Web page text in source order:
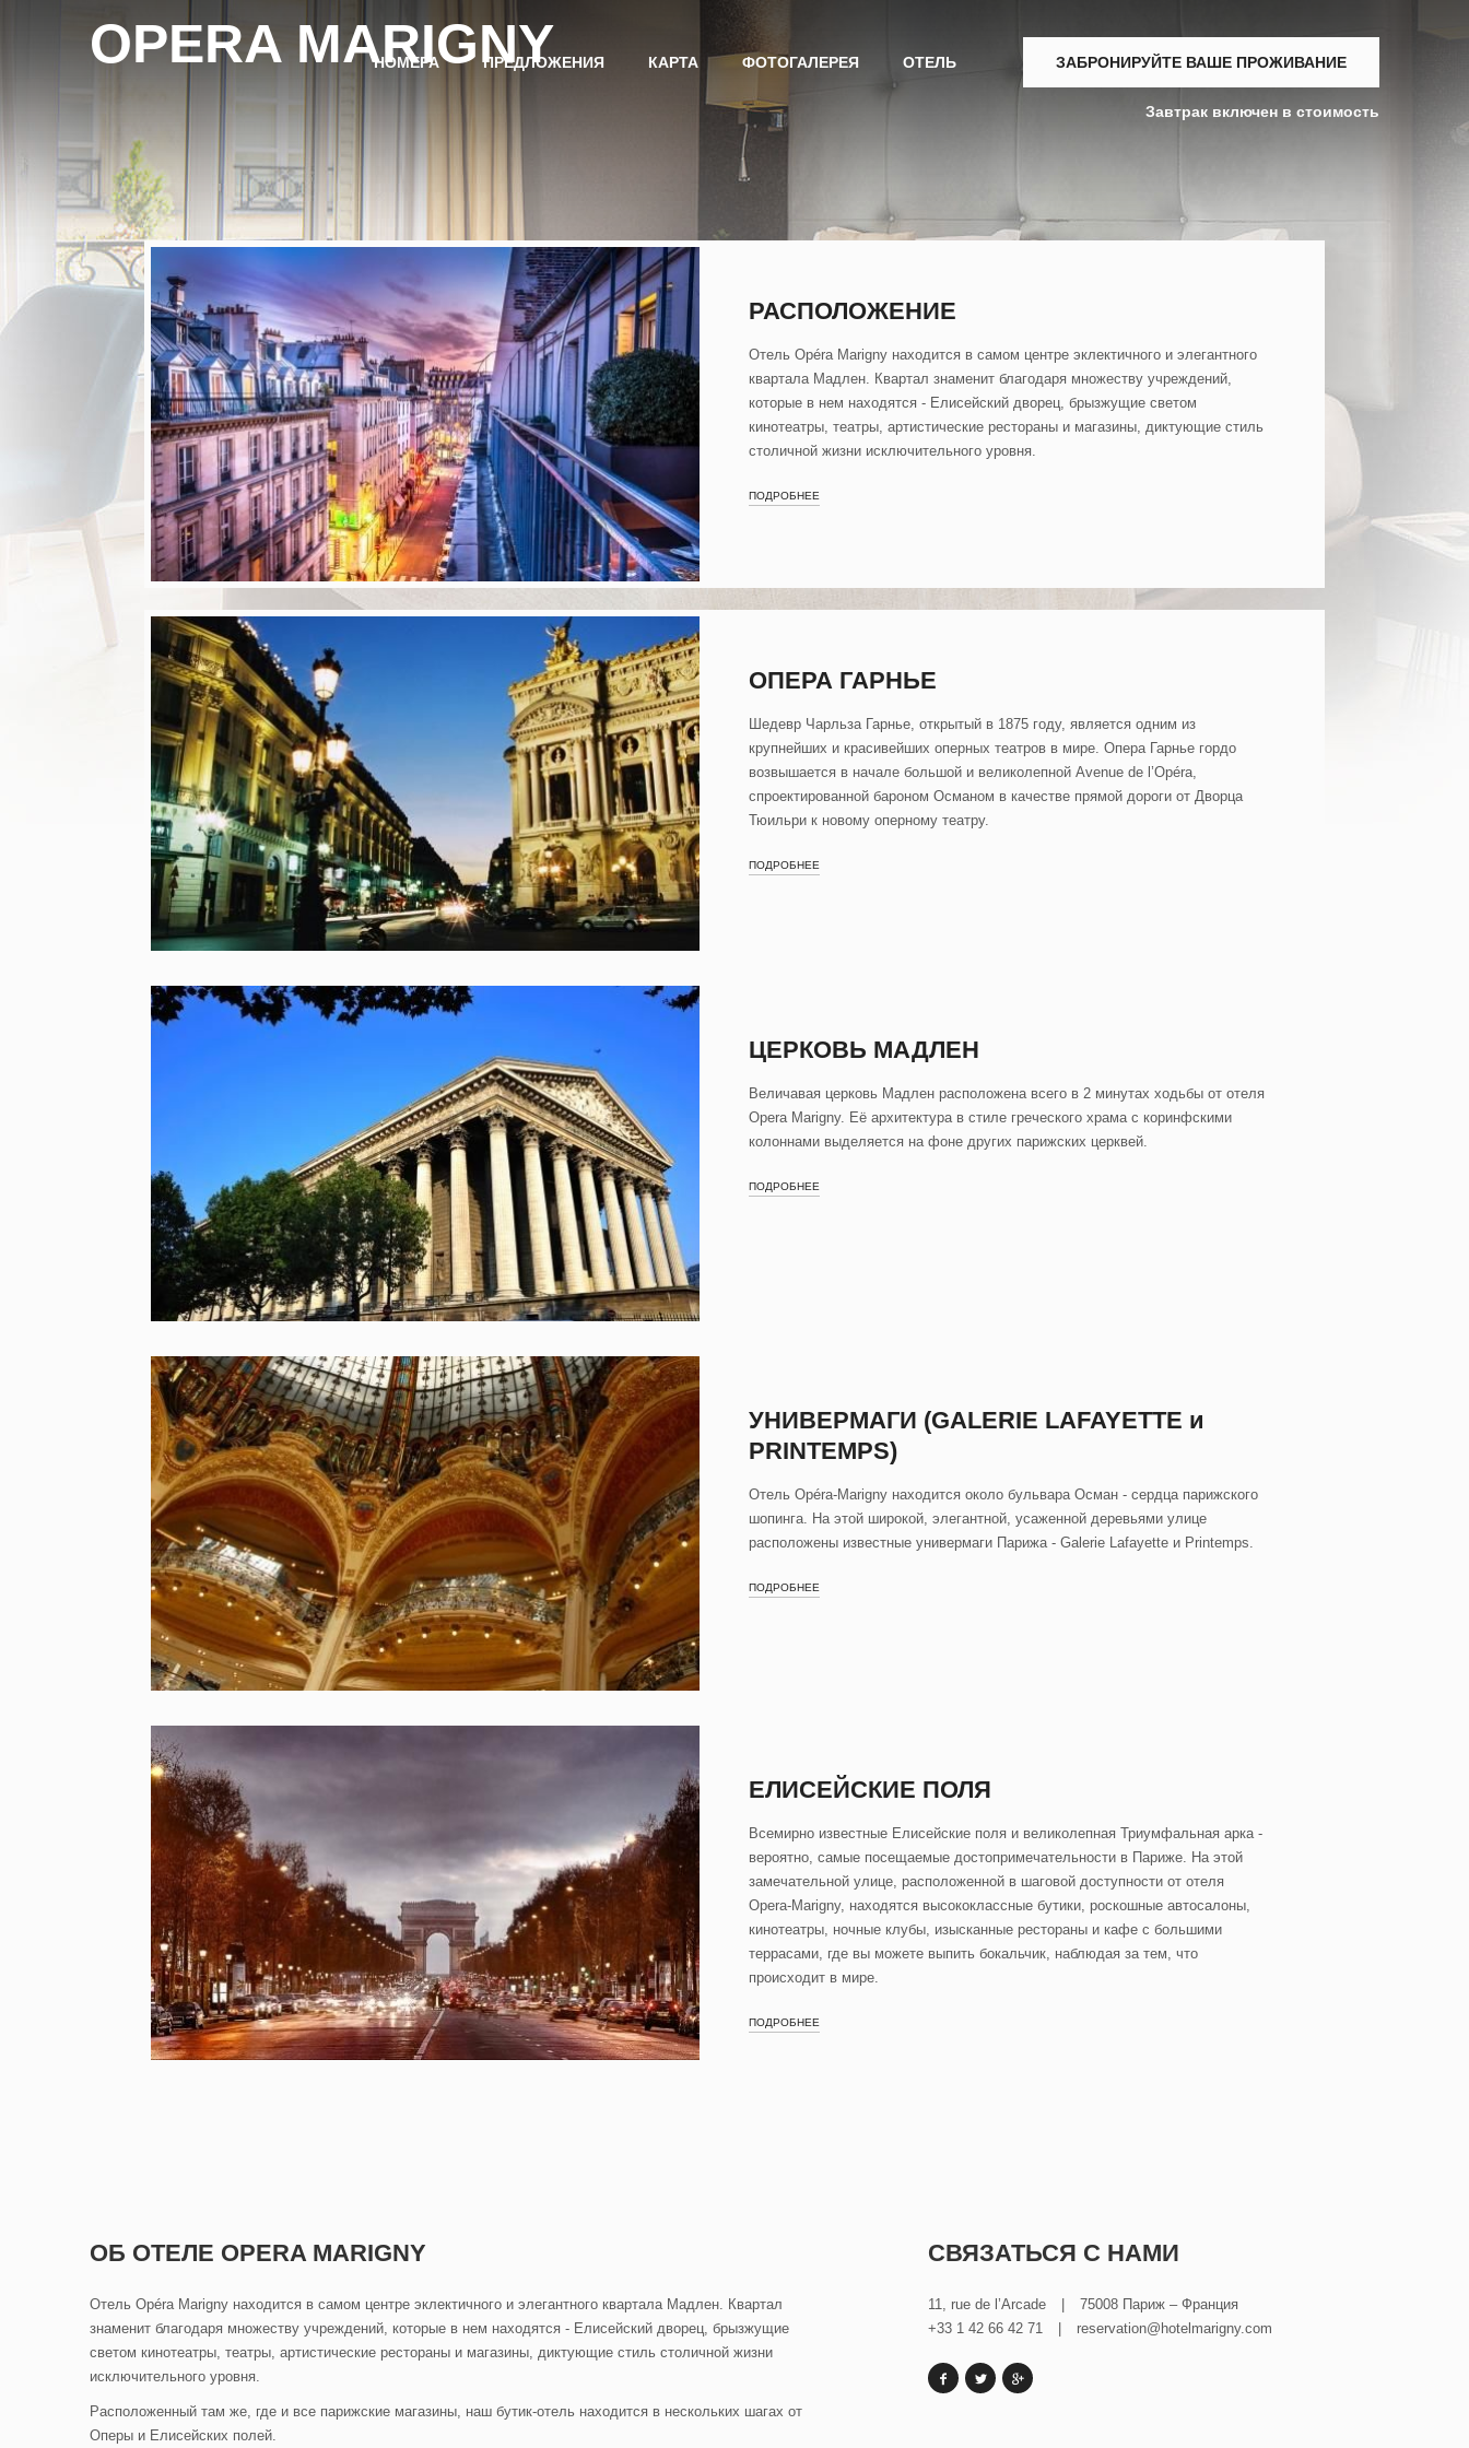
OPERA MARIGNY ЗАБРОНИРУЙТЕ ВАШЕ ПРОЖИВАНИЕ
Завтрак включен в стоимость
НОМЕРА ПРЕДЛОЖЕНИЯ КАРТА ФОТОГАЛЕРЕЯ ОТЕЛЬ
РАСПОЛОЖЕНИЕ
Отель Opéra Marigny находится в самом центре эклектичного и элегантного
квартала Мадлен. Квартал знаменит благодаря множеству учреждений,
которые в нем находятся - Елисейский дворец, брызжущие светом
кинотеатры, театры, артистические рестораны и магазины, диктующие стиль
столичной жизни исключительного уровня.
ПОДРОБНЕЕ
ОПЕРА ГАРНЬЕ
Шедевр Чарльза Гарнье, открытый в 1875 году, является одним из
крупнейших и красивейших оперных театров в мире. Опера Гарнье гордо
возвышается в начале большой и великолепной Avenue de l’Opéra,
спроектированной бароном Османом в качестве прямой дороги от Дворца
Тюильри к новому оперному театру.
ПОДРОБНЕЕ
ЦЕРКОВЬ МАДЛЕН
Величавая церковь Мадлен расположена всего в 2 минутах ходьбы от отеля
Opera Marigny. Её архитектура в стиле греческого храма с коринфскими
колоннами выделяется на фоне других парижских церквей.
ПОДРОБНЕЕ
УНИВЕРМАГИ (GALERIE LAFAYETTE и
PRINTEMPS)
Отель Opéra-Marigny находится около бульвара Осман - сердца парижского
шопинга. На этой широкой, элегантной, усаженной деревьями улице
расположены известные универмаги Парижа - Galerie Lafayette и Printemps.
ПОДРОБНЕЕ
ЕЛИСЕЙСКИЕ ПОЛЯ
Всемирно известные Елисейские поля и великолепная Триумфальная арка -
вероятно, самые посещаемые достопримечательности в Париже. На этой
замечательной улице, расположенной в шаговой доступности от отеля
Opera-Marigny, находятся высококлассные бутики, роскошные автосалоны,
кинотеатры, ночные клубы, изысканные рестораны и кафе с большими
террасами, где вы можете выпить бокальчик, наблюдая за тем, что
происходит в мире.
ПОДРОБНЕЕ
ОБ ОТЕЛЕ OPERA MARIGNY
Отель Opéra Marigny находится в самом центре эклектичного и элегантного квартала Мадлен. Квартал
знаменит благодаря множеству учреждений, которые в нем находятся - Елисейский дворец, брызжущие
светом кинотеатры, театры, артистические рестораны и магазины, диктующие стиль столичной жизни
исключительного уровня.
Расположенный там же, где и все парижские магазины, наш бутик-отель находится в нескольких шагах от
Оперы и Елисейских полей.
СВЯЗАТЬСЯ С НАМИ
11, rue de l’Arcade
75008 Париж – Франция
+33 1 42 66 42 71
reservation@hotelmarigny.com